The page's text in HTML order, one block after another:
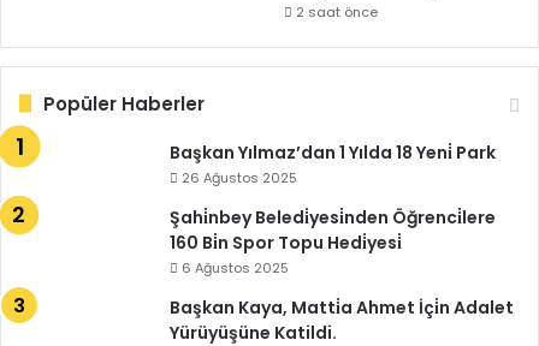
2 saat önce
Popüler Haberler
Başkan Yılmaz’dan 1 Yılda 18 Yeni̇ Park
26 Ağustos 2025
Şahi̇nbey Beledi̇yesi̇nden Öğrenci̇lere
160 Bi̇n Spor Topu Hedi̇yesi̇
6 Ağustos 2025
Başkan Kaya, Matti̇a Ahmet İçi̇n Adalet
Yürüyüşüne Katildi.